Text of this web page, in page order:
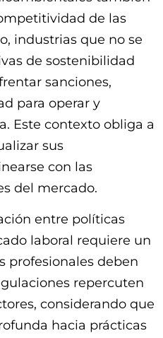
de las
industrias que no se
de sostenibilidad
sanciones,
para operar y
Este contexto obliga a
sus
con las
del mercado.
entre políticas
laboral requiere un
profesionales deben
repercuten
considerando que
hacia prácticas